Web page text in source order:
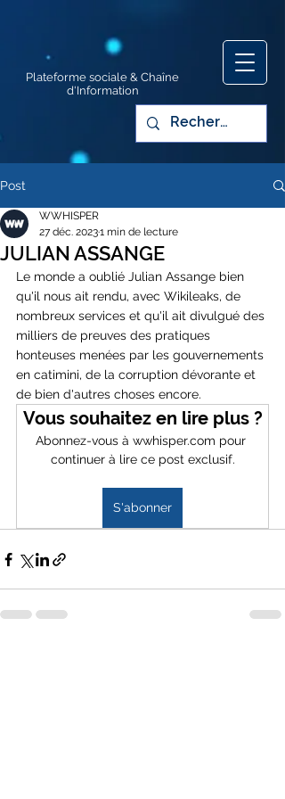
Plateforme sociale & Chaîne
d'Information
Post
JULIAN ASSANGE
WWHISPER
27 déc. 20231 min de lecture
Le monde a oublié Julian Assange bien
qu'il nous ait rendu, avec Wikileaks, de
nombreux services et qu'il ait divulgué des
milliers de preuves des pratiques
honteuses menées par les gouvernements
en catimini, de la corruption dévorante et
de bien d'autres choses encore.
Vous souhaitez en lire plus ?
Abonnez-vous à wwhisper.com pour
continuer à lire ce post exclusif.
S'abonner